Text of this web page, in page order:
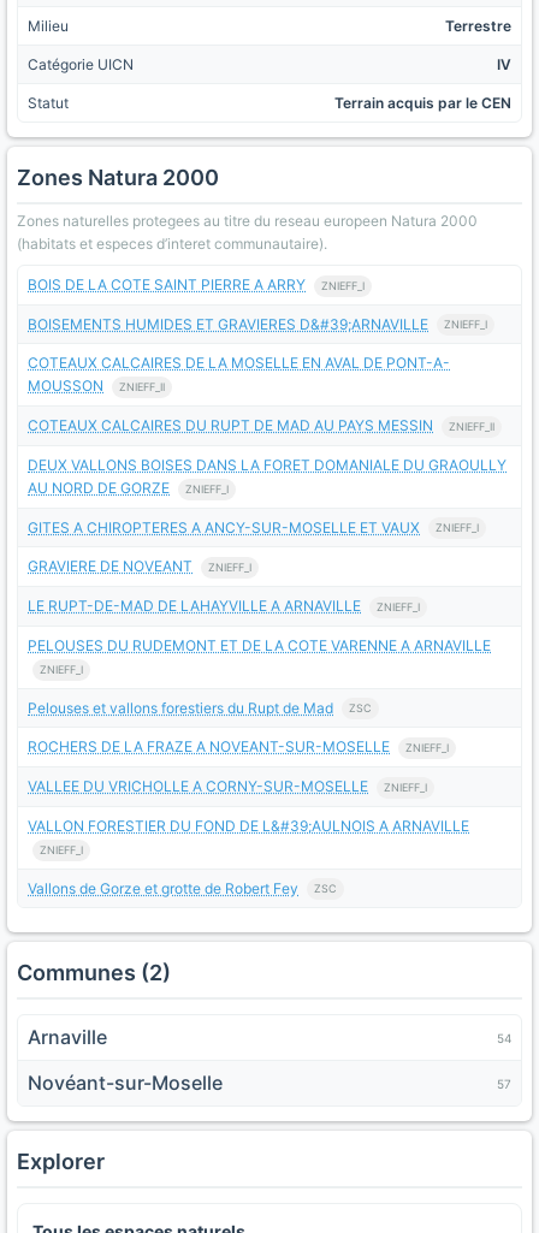
Milieu Terrestre
Catégorie UICN IV
Statut Terrain acquis par le CEN
Zones Natura 2000
Zones naturelles protegees au titre du reseau europeen Natura 2000
(habitats et especes d’interet communautaire).
BOIS DE LA COTE SAINT PIERRE A ARRY ZNIEFF_I
BOISEMENTS HUMIDES ET GRAVIERES D&#39;ARNAVILLE ZNIEFF_I
COTEAUX CALCAIRES DE LA MOSELLE EN AVAL DE PONT-A-
MOUSSON
ZNIEFF_II
COTEAUX CALCAIRES DU RUPT DE MAD AU PAYS MESSIN ZNIEFF_II
DEUX VALLONS BOISES DANS LA FORET DOMANIALE DU GRAOULLY
AU NORD DE GORZE
ZNIEFF_I
GITES A CHIROPTERES A ANCY-SUR-MOSELLE ET VAUX ZNIEFF_I
GRAVIERE DE NOVEANT ZNIEFF_I
LE RUPT-DE-MAD DE LAHAYVILLE A ARNAVILLE ZNIEFF_I
PELOUSES DU RUDEMONT ET DE LA COTE VARENNE A ARNAVILLE
ZNIEFF_I
Pelouses et vallons forestiers du Rupt de Mad ZSC
ROCHERS DE LA FRAZE A NOVEANT-SUR-MOSELLE ZNIEFF_I
VALLEE DU VRICHOLLE A CORNY-SUR-MOSELLE ZNIEFF_I
VALLON FORESTIER DU FOND DE L&#39;AULNOIS A ARNAVILLE
ZNIEFF_I
Vallons de Gorze et grotte de Robert Fey ZSC
Communes (2)
Arnaville 54
Novéant-sur-Moselle 57
Explorer